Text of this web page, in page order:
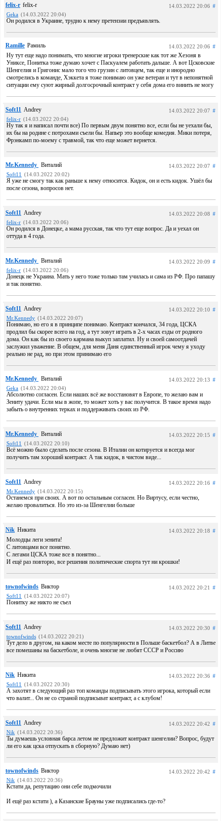
felix-r felix-r 14.03.2022 20:06 #
Geka (14.03.2022 20:04)
Он родился в Украине, трудно к нему претензии предъявлять.
Ramille Рамиль 14.03.2022 20:06 #
Ну тут еще надо понимать, что многие игроки тренерские как тот же Хезоня в
Униксе, Понитка тоже думаю хочет с Паскуалем работать дальше. А вот Цсковские
Шенгелия и Григонис мало того что грузин с литовцем, так еще и инородно
смотрелись в команде, Хэккета я тоже понимаю он уже ветеран и тут в непонятной
ситуации ему суют жирный долгосрочный контракт у себя дома его винить не могу
Soft11 Andrey 14.03.2022 20:07 #
felix-r (14.03.2022 20:04)
Ну так я и написал почти все) По первым двум понятно все, если бы не уехали бы,
их бы на родине с потрохами съели бы. Напьер это вообще комедия. Мики потеря,
Фрэнкамп по-моему с травмой, так что еще может вернется.
Mr.Kennedy Виталий 14.03.2022 20:07 #
Soft11 (14.03.2022 20:02)
Я уже не смогу так как раньше к нему относится. Кидок, он и есть кидок. Ушёл бы
после сезона, вопросов нет.
Soft11 Andrey 14.03.2022 20:08 #
felix-r (14.03.2022 20:06)
Он родился в Донецке, а мама русская, так что тут еще вопрос. Да и уехал он
оттуда в 4 года.
Mr.Kennedy Виталий 14.03.2022 20:09 #
felix-r (14.03.2022 20:06)
Донецк не Украина. Мать у него тоже только там училась и сама из РФ. Про папашу
и так понятно.
Soft11 Andrey 14.03.2022 20:10 #
Mr.Kennedy (14.03.2022 20:07)
Понимаю, но его я в принципе понимаю. Контракт кончался, 34 года, ЦСКА
продлил бы скорее всего на год, а тут зовут играть в 2-х часах езды от родного
дома. Он как бы из своего кармана выкуп заплатил. Ну и своей самоотдачей
заслужил уважение. В общем, для меня Даня единственный игрок чему я уходу
реально не рад, но при этом принимаю его
Mr.Kennedy Виталий 14.03.2022 20:13 #
Geka (14.03.2022 20:04)
Абсолютно согласен. Если наших всё же восстановят в Европе, то желаю вам и
Зениту удачи. Если мы в жопе, то может хоть у вас получится. В такое время надо
забыть о внутренних терках и поддерживать своих из РФ.
Mr.Kennedy Виталий 14.03.2022 20:15 #
Soft11 (14.03.2022 20:10)
Всё можно было сделать после сезона. В Италии он котируется и всегда мог
получить там хороший контракт. А так кидок, в чистом виде...
Soft11 Andrey 14.03.2022 20:16 #
Mr.Kennedy (14.03.2022 20:15)
Останемся при своих. А вот по остальным согласен. Но Виртусу, если честно,
желаю провалиться. Но это из-за Шенгелии больше
Nik Никита 14.03.2022 20:18 #
Молодцы леги зенита!
С литовцами все понятно.
С легами ЦСКА тоже все в понятно...
И ещё раз повторю, все решения политические спорта тут ни крошки!
townofwinds Виктор 14.03.2022 20:21 #
Soft11 (14.03.2022 20:07)
Понитку же никто не съел
Soft11 Andrey 14.03.2022 20:30 #
townofwinds (14.03.2022 20:21)
Тут дело в другом, на каком месте по популярности в Польше баскетбол? А в Литве
все помешаны на баскетболе, и очень многие не любят СССР и Россию
Nik Никита 14.03.2022 20:36 #
Soft11 (14.03.2022 20:30)
А захотят в следующий раз топ команды подписывать этого игрока, который если
что валит... Он не со страной подписыват контракт, а с клубом!
Soft11 Andrey 14.03.2022 20:42 #
Nik (14.03.2022 20:36)
Ты думаешь условная барса летом не предложит контракт шенгелии? Вопрос, будут
ли его как цска отпускать в сборную? Думаю нет)
townofwinds Виктор 14.03.2022 20:42 #
Nik (14.03.2022 20:36)
Кстати да, репутацию они себе подмочили
И ещё раз кстати ), а Казанские Брауны уже подписались где-то?